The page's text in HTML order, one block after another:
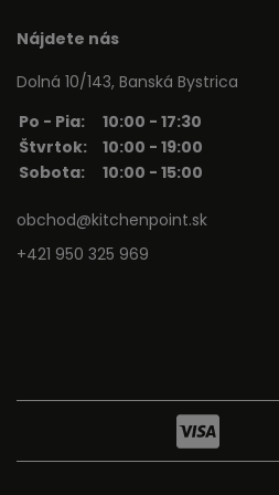
Nájdete nás
Dolná 10/143, Banská Bystrica
Po - Pia:
10:00 - 17:30
Štvrtok:
10:00 - 19:00
Sobota:
10:00 - 15:00
obchod@kitchenpoint.sk
+421 950 325 969